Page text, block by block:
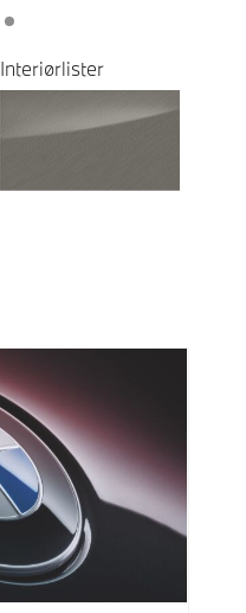
Interiørlister